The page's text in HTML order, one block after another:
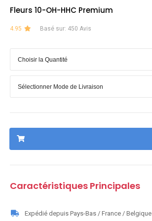
Fleurs 10-OH-HHC Premium
4.95 Basé sur: 450 Avis
Caractéristiques Principales
Expédié depuis Pays-Bas / France / Belgique